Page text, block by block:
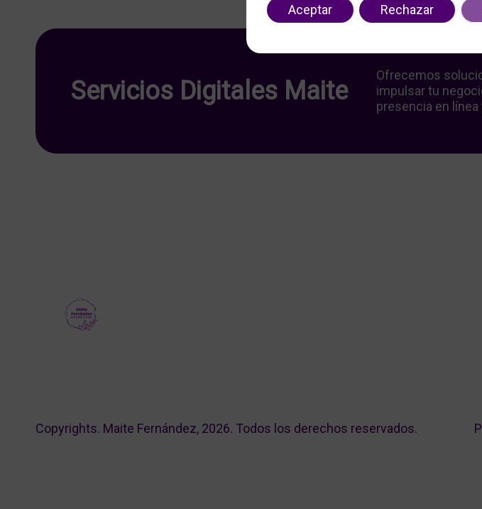
Servicios Digitales Maite
Ofrecemos
impulsar tu
presencia en
Copyrights. Maite Fernández, 2026. Todos los derechos reservados.
Aceptar Rechazar